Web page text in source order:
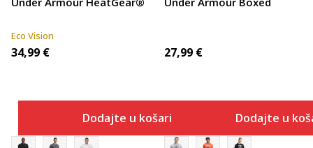
Eco Vision
34,99 €
Dodajte u košaricu
27,99 €
Dodajte u